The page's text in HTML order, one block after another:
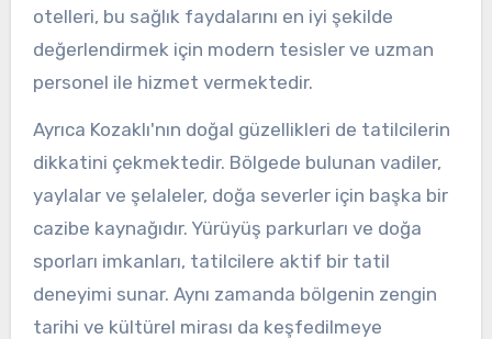
otelleri, bu sağlık faydalarını en iyi şekilde
değerlendirmek için modern tesisler ve uzman
personel ile hizmet vermektedir.
Ayrıca Kozaklı'nın doğal güzellikleri de tatilcilerin
dikkatini çekmektedir. Bölgede bulunan vadiler,
yaylalar ve şelaleler, doğa severler için başka bir
cazibe kaynağıdır. Yürüyüş parkurları ve doğa
sporları imkanları, tatilcilere aktif bir tatil
deneyimi sunar. Aynı zamanda bölgenin zengin
tarihi ve kültürel mirası da keşfedilmeye